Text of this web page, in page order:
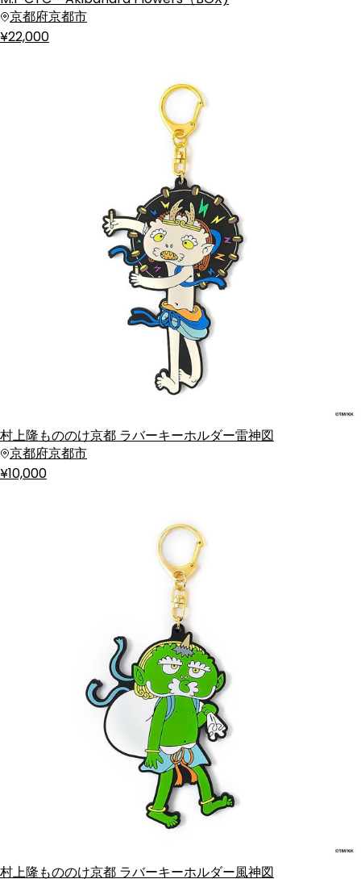
京都府京都市
¥22,000
村上隆もののけ京都 ラバーキーホルダー雷神図
京都府京都市
¥10,000
村上隆もののけ京都 ラバーキーホルダー風神図